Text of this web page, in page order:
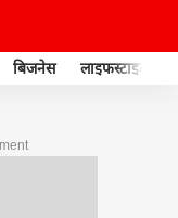
बिजनेस लाइफस्टाइल